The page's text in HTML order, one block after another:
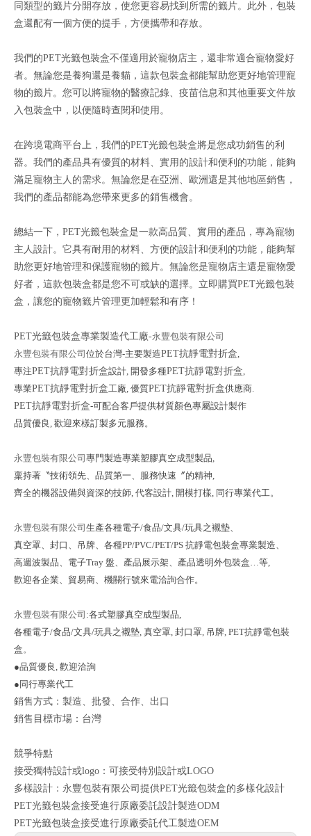
同類型的籤片分開存放，使您更容易找到所需的籤片。此外，包裝
盒還配有一個方便的提手，方便攜帶和存放。
我們的PET光籤包裝盒不僅適用於寵物店主，還非常適合寵物愛好
者。無論您是養狗還是養貓，這款包裝盒都能幫助您更好地管理寵
物的籤片。您可以將寵物的醫療記錄、疫苗信息和其他重要文件放
入包裝盒中，以便隨時查閱和使用。
在跨境電商平台上，我們的PET光籤包裝盒將是您成功銷售的利
器。我們的產品具有優質的材料、實用的設計和便利的功能，能夠
滿足寵物主人的需求。無論您是在亞洲、歐洲還是其他地區銷售，
我們的產品都能為您帶來更多的銷售機會。
總結一下，PET光籤包裝盒是一款高品質、實用的產品，專為寵物
主人設計。它具有耐用的材料、方便的設計和便利的功能，能夠幫
助您更好地管理和保護寵物的籤片。無論您是寵物店主還是寵物愛
好者，這款包裝盒都是您不可或缺的選擇。立即購買PET光籤包裝
盒，讓您的寵物籤片管理更加輕鬆和有序！
PET光籤包裝盒專業製造代工廠-永豐包裝有限公司
永豐包裝有限公司位於台灣-主要製造PET抗靜電對折盒
專注PET抗靜電對折盒設計, 開發多種PET抗靜電對折盒
專業PET抗靜電對折盒工廠 , 優質PET抗靜電對折盒供應商.
PET抗靜電對折盒-可配合客戶提供材質顏色專屬設計製作
品質優良, 歡迎來樣訂製多元服務。
永豐包裝有限公司專門製造專業塑膠真空成型製品,
稟持著〝技術領先、品質第一、服務快速〞的精神,
齊全的機器設備與資深的技師, 代客設計, 開模打樣, 同行專業代工。
永豐包裝有限公司生產各種電子/食品/文具/玩具之襯墊、
真空罩、封口、吊牌、 各種PP/PVC/PET/PS 抗靜電包裝盒專業製造、
高週波製品、電子Tray 盤、 產品展示架、產品透明外包裝盒…等,
歡迎各企業、貿易商、機關行號來電洽詢合作。
永豐包裝有限公司 :各式塑膠真空成型製品,
各種電子/食品/文具/玩具之襯墊, 真空罩, 封口罩, 吊牌, PET抗靜電包裝
盒 。
●品質優良, 歡迎洽詢
●同行專業代工
銷售方式：製造、批發、合作、出口
銷售目標市場：台灣
競爭特點
接受獨特設計或logo：可接受特別設計或LOGO
多樣設計：永豐包裝有限公司提供PET光籤包裝盒的多樣化設計
PET光籤包裝盒接受進行原廠委託設計製造ODM
PET光籤包裝盒接受進行原廠委託代工製造OEM